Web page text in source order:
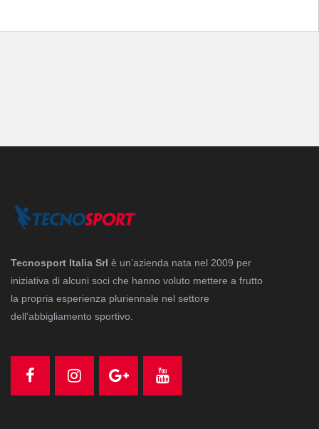
Tecnosport Italia Srl è un’azienda nata nel 2009 per
iniziativa di alcuni soci che hanno voluto mettere a frutto
la propria esperienza pluriennale nel settore
dell’abbigliamento sportivo.